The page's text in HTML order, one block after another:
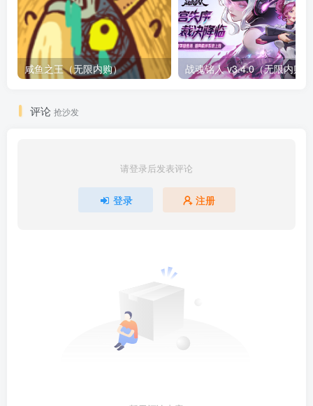
咸鱼之王（无限内购）
评论 抢沙发
请登录后发表评论
登录 注册